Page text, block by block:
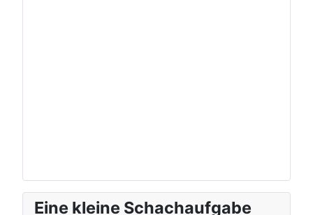
Eine kleine Schachaufgabe